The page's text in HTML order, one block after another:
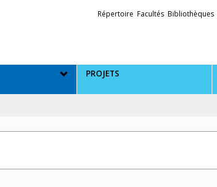
Liens
Répertoire Facultés Bibliothèques
PROJETS